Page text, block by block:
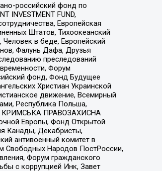
российский фонд по
INVESTMENT FUND,
Европейская
Штатов, Тихоокеанский
в беде, Европейский
Фалунь Дафа, Друзья
преследований
Форум
фонд, Фонд Будущее
Христиан Украинской
движение, Всемирный
Республика Польша,
КРИМСЬКА ПРАВОЗАХИСНА
Европы, Фонд Открытой
Канады, Декабристы,
антивоенный комитет в
Свободных Народов ПостРоссии,
Форум гражданского
с коррупцией Инк, Завет